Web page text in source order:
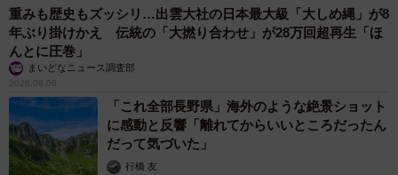
重みも歴史もズッシリ…出雲大社の日本最大級「大しめ縄」が8
年ぶり掛けかえ 伝統の「大撚り合わせ」が28万回超再生「ほ
んとに圧巻」
まいどなニュース調査部
2026.08.06
「これ全部長野県」海外のような絶景ショット
に感動と反響「離れてからいいところだったん
だって気づいた」
行橋 友